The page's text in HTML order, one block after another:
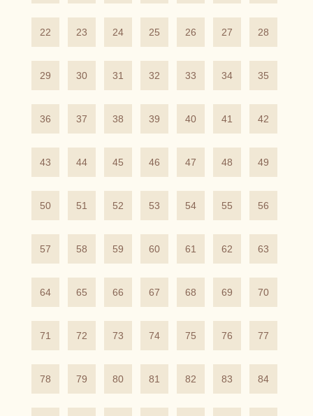
22 23 24 25 26 27 28
29 30 31 32 33 34 35
36 37 38 39 40 41 42
43 44 45 46 47 48 49
50 51 52 53 54 55 56
57 58 59 60 61 62 63
64 65 66 67 68 69 70
71 72 73 74 75 76 77
78 79 80 81 82 83 84